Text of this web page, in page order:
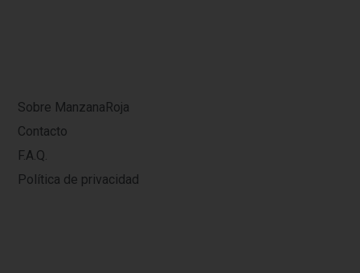
Sobre ManzanaRoja
Contacto
F.A.Q.
Política de privacidad